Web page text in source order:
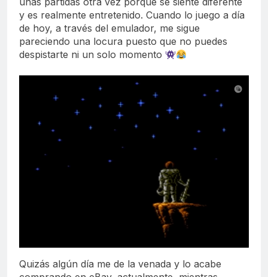
y es realmente entretenido. Cuando lo juego a día
de hoy, a través del emulador, me sigue
pareciendo una locura puesto que no puedes
despistarte ni un solo momento
Quizás algún día me de la venada y lo acabe